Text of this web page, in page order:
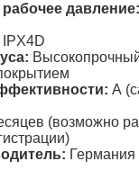
давление:
IPX4D
А
(возможно